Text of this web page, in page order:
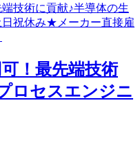
可！最先端技術
ロセスエンジニ